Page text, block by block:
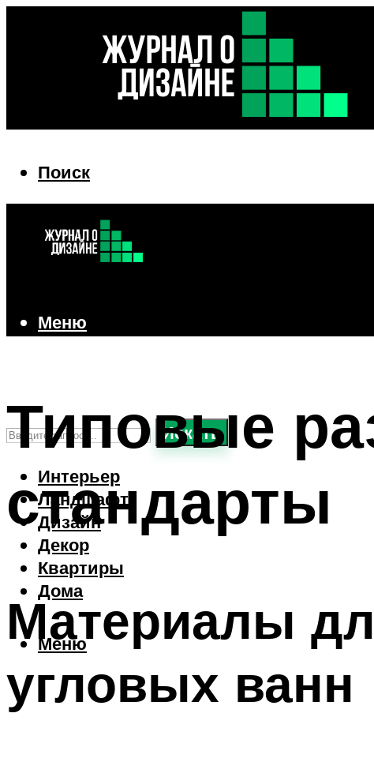
Поиск
Поиск
Искать
Интерьер
Ландшафт
Дизайн
Декор
Квартиры
Дома
Меню
Меню
Типовые
стандарты
Материалы
угловых ванн